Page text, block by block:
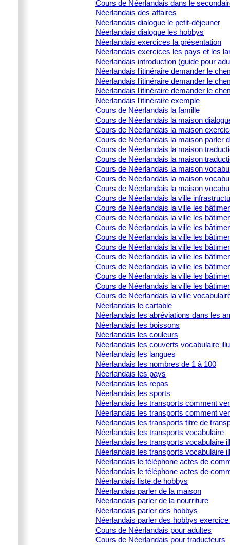
Cours de Néerlandais dans le
Néerlandais des affaires
Néerlandais dialogue le petit-déjeuner
Néerlandais dialogue les hobbys
Néerlandais exercices la présentation
Néerlandais exercices les pays et les
Néerlandais introduction (guide pour
Néerlandais l'itinéraire demander le
Néerlandais l'itinéraire demander le
Néerlandais l'itinéraire demander le
Néerlandais l'itinéraire exemple
Cours de Néerlandais la famille
Cours de Néerlandais la maison
Cours de Néerlandais la maison
Cours de Néerlandais la maison parler
Cours de Néerlandais la maison
Cours de Néerlandais la maison
Cours de Néerlandais la maison
Cours de Néerlandais la maison
Cours de Néerlandais la maison
Cours de Néerlandais la ville
Cours de Néerlandais la ville les
Cours de Néerlandais la ville les
Cours de Néerlandais la ville les
Cours de Néerlandais la ville les
Cours de Néerlandais la ville les
Cours de Néerlandais la ville les
Cours de Néerlandais la ville les
Cours de Néerlandais la ville les
Cours de Néerlandais la ville les
Cours de Néerlandais la ville
Néerlandais le cartable
Néerlandais les abréviations dans les
Néerlandais les boissons
Néerlandais les couleurs
Néerlandais les couverts vocabulaire
Néerlandais les langues
Néerlandais les nombres de 1 à 100
Néerlandais les pays
Néerlandais les repas
Néerlandais les sports
Néerlandais les transports comment
Néerlandais les transports comment
Néerlandais les transports titre de
Néerlandais les transports vocabulaire
Néerlandais les transports vocabulaire
Néerlandais les transports vocabulaire
Néerlandais le téléphone actes de
Néerlandais le téléphone actes de
Néerlandais liste de hobbys
Néerlandais parler de la maison
Néerlandais parler de la nourriture
Néerlandais parler des hobbys
Néerlandais parler des hobbys
Cours de Néerlandais pour adultes
Cours de Néerlandais pour traducteurs